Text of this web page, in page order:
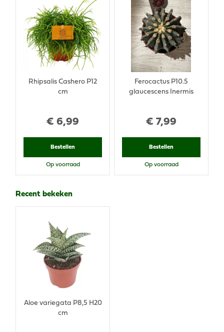
€ 6,99
Rhipsalis Cashero P12
cm
Bestellen
Op voorraad
€ 7,99
Ferocactus P10.5
glaucescens Inermis
Bestellen
Op voorraad
Recent bekeken
Aloe variegata P8,5 H20
cm